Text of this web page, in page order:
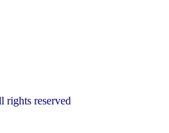
reserved